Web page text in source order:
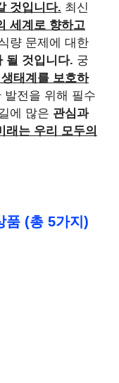
것입니다. 최신
세계로 향하고
량 문제에 대한
될 것입니다. 궁
태계를 보호하
발전을 위해 필수
에 많은 관심과
래는 우리 모두의
품 (총 5가지)